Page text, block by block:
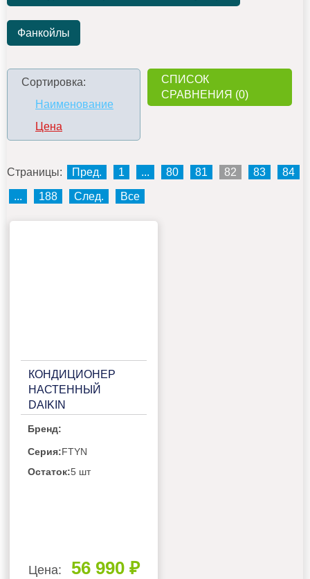
Фанкойлы
Сортировка:
Наименование
Цена
СПИСОК
СРАВНЕНИЯ (0)
Страницы: Пред. 1 ... 80 81 82 83 84
... 188 След. Все
КОНДИЦИОНЕР
НАСТЕННЫЙ
DAIKIN
Бренд:
Серия:FTYN
Остаток:5 шт
Цена: 56 990 ₽